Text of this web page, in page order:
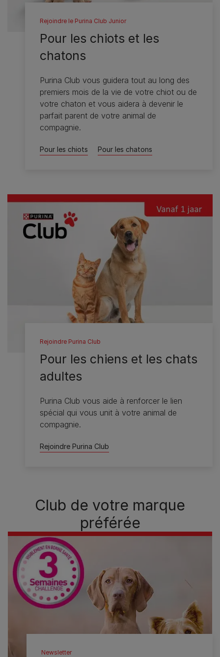
Rejoindre le Purina Club Junior
Pour les chiots et les
chatons
Purina Club vous guidera tout au long des
premiers mois de la vie de votre chiot ou de
votre chaton et vous aidera à devenir le
parfait parent de votre animal de
compagnie.
Pour les chiots Pour les chatons
Rejoindre Purina Club
Pour les chiens et les chats
adultes
Purina Club vous aide à renforcer le lien
spécial qui vous unit à votre animal de
compagnie.
Rejoindre Purina Club
Club de votre marque
préférée
Newsletter